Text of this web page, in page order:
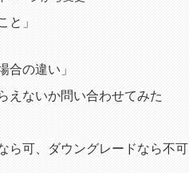
」
の違い」
えないか問い合わせてみた
ら可、ダウングレードなら不可